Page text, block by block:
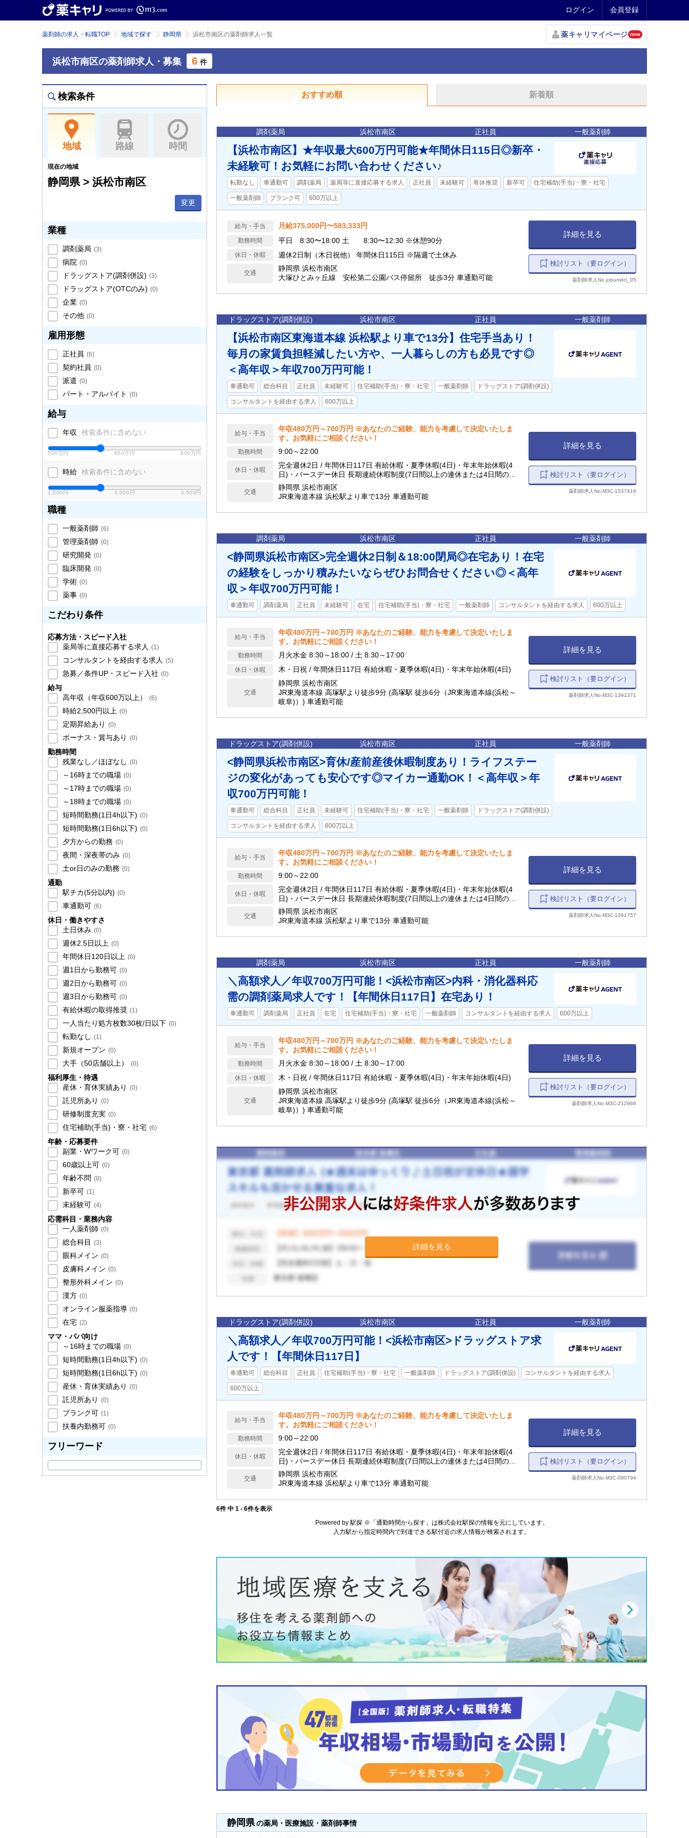
ログイン 会員登録
薬剤師の求人・転職TOP 地域で探す 静岡県 浜松市南区の薬剤師求人一覧 薬キャリマイページ new
浜松市南区の薬剤師求人・募集 6 件
検索条件
地域 路線 時間
現在の地域
静岡県 > 浜松市南区
変更
業種
調剤薬局 (3)
病院 (0)
ドラッグストア(調剤併設) (3)
ドラッグストア(OTCのみ) (0)
企業 (0)
その他 (0)
雇用形態
正社員 (6)
契約社員 (0)
派遣 (0)
パート・アルバイト (0)
給与
年収 検索条件に含めない
500万円 650万円 800万円
時給 検索条件に含めない
1,500円 3,000円 4,500円
職種
一般薬剤師 (6)
管理薬剤師 (0)
研究開発 (0)
臨床開発 (0)
学術 (0)
薬事 (0)
こだわり条件
応募方法・スピード入社
薬局等に直接応募する求人 (1)
コンサルタントを経由する求人 (5)
急募／条件UP・スピード入社 (0)
給与
高年収（年収600万以上）
(6)
時給2,500円以上 (0)
定期昇給あり (0)
ボーナス・賞与あり (0)
勤務時間
残業なし／ほぼなし (0)
～16時までの職場 (0)
～17時までの職場 (0)
～18時までの職場 (0)
短時間勤務(1日4h以下) (0)
短時間勤務(1日6h以下) (0)
夕方からの勤務 (0)
夜間・深夜帯のみ (0)
土or日のみの勤務 (0)
通勤
駅チカ(5分以内) (0)
車通勤可 (6)
休日・働きやすさ
土日休み (0)
週休2.5日以上 (0)
年間休日120日以上 (0)
週1日から勤務可 (0)
週2日から勤務可 (0)
週3日から勤務可 (0)
有給休暇の取得推奨 (1)
一人当たり処方枚数30枚/日以下 (0)
転勤なし (1)
新規オープン (0)
大手（50店舗以上） (0)
福利厚生・待遇
産休・育休実績あり (0)
託児所あり (0)
研修制度充実 (0)
住宅補助(手当)・寮・社宅 (6)
年齢・応募要件
副業・Wワーク可 (0)
60歳以上可 (0)
年齢不問 (0)
新卒可 (1)
未経験可 (4)
応需科目・業務内容
一人薬剤師 (0)
総合科目 (3)
眼科メイン (0)
皮膚科メイン (0)
整形外科メイン (0)
漢方 (0)
オンライン服薬指導 (0)
在宅 (2)
ママ・パパ向け
～16時までの職場 (0)
短時間勤務(1日4h以下) (0)
短時間勤務(1日6h以下) (0)
産休・育休実績あり (0)
託児所あり (0)
ブランク可 (1)
扶養内勤務可 (0)
フリーワード
おすすめ順 新着順
調剤薬局 浜松市南区 正社員 一般薬剤師
【浜松市南区】★年収最大600万円可能★年間休日115日◎新卒・
未経験可！お気軽にお問い合わせください♪
転勤なし 車通勤可 調剤薬局 薬局等に直接応募する求人 正社員 未経験可 有休推奨 新卒可 住宅補助(手当)・寮・社宅
一般薬剤師 ブランク可 600万以上
給与・手当 月給375,000円〜583,333円
勤務時間 平日 8:30〜18:00 土 8:30〜12:30 ※休憩90分
休日・休暇 週休2日制（木日祝他） 年間休日115日 ※隔週で土休み
交通
静岡県 浜松市南区
大塚ひとみヶ丘線 安松第二公園バス停留所 徒歩3分 車通勤可能
詳細を見る
検討リスト（要ログイン）
薬剤師求人No.jobumdcl_05
ドラッグストア(調剤併設) 浜松市南区 正社員 一般薬剤師
【浜松市南区東海道本線 浜松駅より車で13分】住宅手当あり！
毎月の家賃負担軽減したい方や、一人暮らしの方も必見です◎
＜高年収＞年収700万円可能！
車通勤可 総合科目 正社員 未経験可 住宅補助(手当)・寮・社宅 一般薬剤師 ドラッグストア(調剤併設)
コンサルタントを経由する求人 600万以上
給与・手当
年収480万円～700万円 ※あなたのご経験、能力を考慮して決定いたしま
す。お気軽にご相談ください！
勤務時間 9:00～22:00
休日・休暇
完全週休2日 / 年間休日117日 有給休暇・夏季休暇(4日)・年末年始休暇(4
日)・バースデー休日 長期連続休暇制度(7日間以上の連休または4日間の連
休を2回/1年間に必ず1度)
交通
静岡県 浜松市南区
JR東海道本線 浜松駅より車で13分 車通勤可能
詳細を見る
検討リスト（要ログイン）
薬剤師求人No.M3C-1537416
調剤薬局 浜松市南区 正社員 一般薬剤師
<静岡県浜松市南区>完全週休2日制＆18:00閉局◎在宅あり！在宅
の経験をしっかり積みたいならぜひお問合せください◎＜高年
収＞年収700万円可能！
車通勤可 調剤薬局 正社員 未経験可 在宅 住宅補助(手当)・寮・社宅 一般薬剤師 コンサルタントを経由する求人 600万以上
給与・手当
年収480万円～700万円 ※あなたのご経験、能力を考慮して決定いたしま
す。お気軽にご相談ください！
勤務時間 月火水金 8:30～18:00 / 土 8:30～17:00
休日・休暇 木・日祝 / 年間休日117日 有給休暇・夏季休暇(4日)・年末年始休暇(4日)
交通
静岡県 浜松市南区
JR東海道本線 高塚駅より徒歩9分 (高塚駅 徒歩6分（JR東海道本線(浜松～
岐阜)）) 車通勤可能
詳細を見る
検討リスト（要ログイン）
薬剤師求人No.M3C-1391371
ドラッグストア(調剤併設) 浜松市南区 正社員 一般薬剤師
<静岡県浜松市南区>育休/産前産後休暇制度あり！ライフステー
ジの変化があっても安心です◎マイカー通勤OK！＜高年収＞年
収700万円可能！
車通勤可 総合科目 正社員 未経験可 住宅補助(手当)・寮・社宅 一般薬剤師 ドラッグストア(調剤併設)
コンサルタントを経由する求人 600万以上
給与・手当
年収480万円～700万円 ※あなたのご経験、能力を考慮して決定いたしま
す。お気軽にご相談ください！
勤務時間 9:00～22:00
休日・休暇
完全週休2日 / 年間休日117日 有給休暇・夏季休暇(4日)・年末年始休暇(4
日)・バースデー休日 長期連続休暇制度(7日間以上の連休または4日間の連
休を2回/1年間に必ず1度)
交通
静岡県 浜松市南区
JR東海道本線 浜松駅より車で13分 車通勤可能
詳細を見る
検討リスト（要ログイン）
薬剤師求人No.M3C-1391757
調剤薬局 浜松市南区 正社員 一般薬剤師
＼高額求人／年収700万円可能！<浜松市南区>内科・消化器科応
需の調剤薬局求人です！【年間休日117日】在宅あり！
車通勤可 調剤薬局 正社員 在宅 住宅補助(手当)・寮・社宅 一般薬剤師 コンサルタントを経由する求人 600万以上
給与・手当
年収480万円～700万円 ※あなたのご経験、能力を考慮して決定いたしま
す。お気軽にご相談ください！
勤務時間 月火水金 8:30～18:00 / 土 8:30～17:00
休日・休暇 木・日祝 / 年間休日117日 有給休暇・夏季休暇(4日)・年末年始休暇(4日)
交通
静岡県 浜松市南区
JR東海道本線 高塚駅より徒歩9分 (高塚駅 徒歩6分（JR東海道本線(浜松～
岐阜)）) 車通勤可能
詳細を見る
検討リスト（要ログイン）
薬剤師求人No.M3C-212968
詳細を見る
ドラッグストア(調剤併設) 浜松市南区 正社員 一般薬剤師
＼高額求人／年収700万円可能！<浜松市南区>ドラッグストア求
人です！【年間休日117日】
車通勤可 総合科目 正社員 住宅補助(手当)・寮・社宅 一般薬剤師 ドラッグストア(調剤併設) コンサルタントを経由する求人
600万以上
給与・手当
年収480万円～700万円 ※あなたのご経験、能力を考慮して決定いたしま
す。お気軽にご相談ください！
勤務時間 9:00～22:00
休日・休暇
完全週休2日 / 年間休日117日 有給休暇・夏季休暇(4日)・年末年始休暇(4
日)・バースデー休日 長期連続休暇制度(7日間以上の連休または4日間の連
休を2回/1年間に必ず1度)
交通
静岡県 浜松市南区
JR東海道本線 浜松駅より車で13分 車通勤可能
詳細を見る
検討リスト（要ログイン）
薬剤師求人No.M3C-090794
6件 中 1 - 6件を表示
Powered by 駅探 ※「通勤時間から探す」は株式会社駅探の情報を元にしています。
入力駅から指定時間内で到達できる駅付近の求人情報が検索されます。
静岡県の薬局・医療施設・薬剤師事情